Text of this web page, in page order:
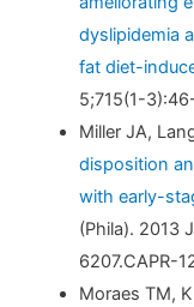
dyslipidemia
fat diet-
5;715(1-
Miller JA,
disposition
with early-
(Phila). 2013
6207.CAPR-
Moraes TM,